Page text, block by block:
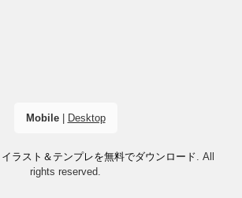
Mobile| Desktop
ラスト＆テンプレを無料でダウンロード . All
rights reserved.